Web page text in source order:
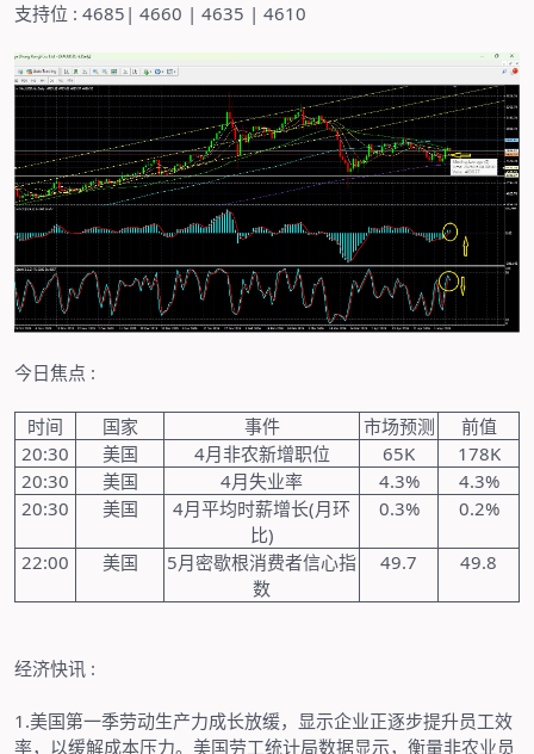
支持位 : 4685| 4660 | 4635 | 4610
今日焦点 :
时间 国家 事件 市场预测
前值
20:30
美国 4月非农新增职位 65K
178K
20:30
美国 4月失业率 4.3%
4.3%
20:30
美国 4月平均时薪增长(月环
比)
0.3% 0.2%
22:00 美国 5月密歇根消费者信心指
数
49.7 49.8
经济快讯 :
1.美国第一季劳动生产力成长放缓，显示企业正逐步提升员工效
率，以缓解成本压力。美国劳工统计局数据显示，衡量非农业员